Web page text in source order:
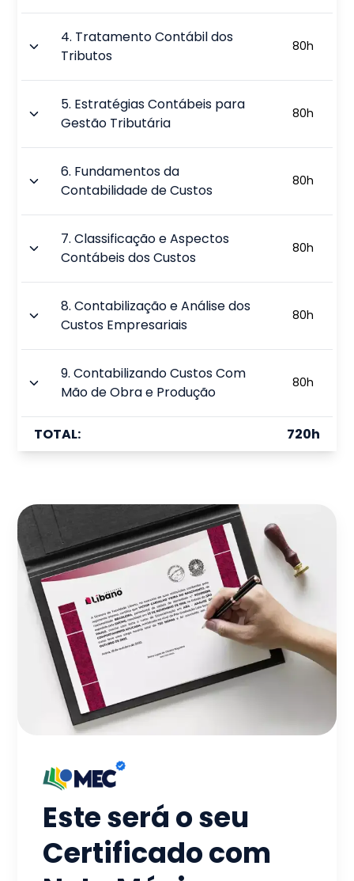
4. Tratamento Contábil dos
Tributos
80h
5. Estratégias Contábeis para
Gestão Tributária
80h
6. Fundamentos da
Contabilidade de Custos
80h
7.Classificação e Aspectos
Contábeis dos Custos
80h
8.Contabilização e Análise dos
Custos Empresariais
80h
9.Contabilizando Custos Com
Mão de Obra e Produção
80h
TOTAL: 720h
Este será o seu
Certificado com